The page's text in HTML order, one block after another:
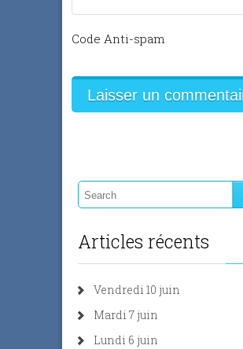
Code Anti-spam
Articles récents
Vendredi 10 juin
Mardi 7 juin
Lundi 6 juin